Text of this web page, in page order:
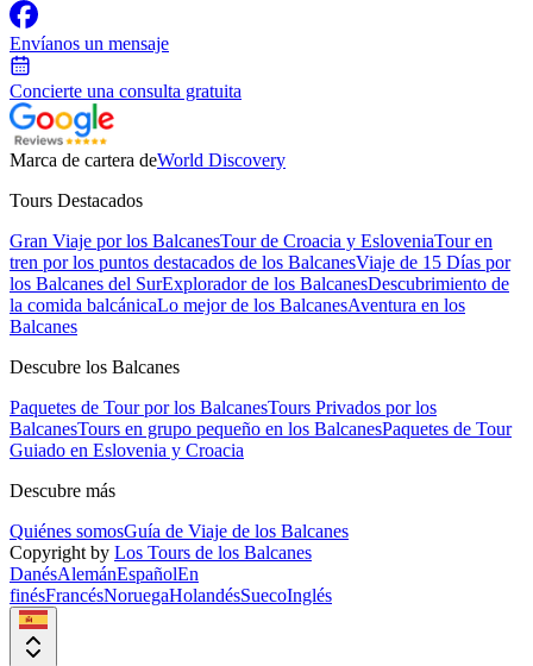
Envíanos un mensaje
Concierte una consulta gratuita
Marca de cartera deWorld Discovery
Tours Destacados
Gran Viaje por los BalcanesTour de Croacia y EsloveniaTour en
tren por los puntos destacados de los BalcanesViaje de 15 Días por
los Balcanes del SurExplorador de los BalcanesDescubrimiento de
la comida balcánicaLo mejor de los BalcanesAventura en los
Balcanes
Descubre los Balcanes
Paquetes de Tour por los BalcanesTours Privados por los
BalcanesTours en grupo pequeño en los BalcanesPaquetes de Tour
Guiado en Eslovenia y Croacia
Descubre más
Quiénes somosGuía de Viaje de los Balcanes
Copyright by Los Tours de los Balcanes
DanésAlemánEspañolEn
finésFrancésNoruegaHolandésSuecoInglés